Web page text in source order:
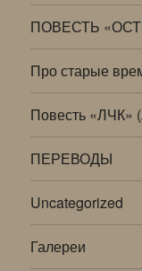
ПОВЕСТЬ
Про старые
Повесть «ЛЧК»
ПЕРЕВОДЫ
Uncategorized
Галереи